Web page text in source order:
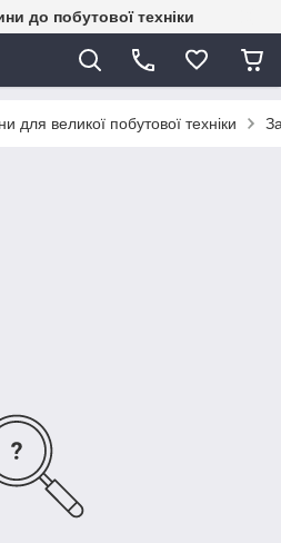
до побутової техніки
для великої побутової техніки